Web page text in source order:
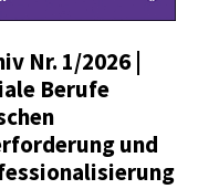
Nr. 1/2026 |
Berufe
und